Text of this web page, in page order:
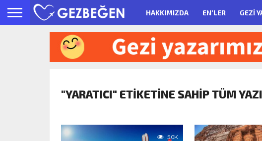
HAKKIMIZDA EN’LER GEZI
"YARATICI" ETIKETINE SAHIP TÜM
5.0K